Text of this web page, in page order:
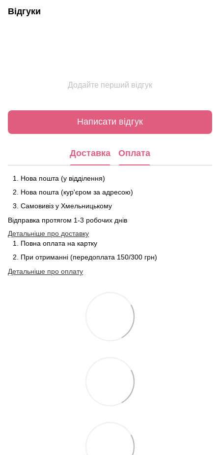
Відгуки
Додайте перший відгук
Написати відгук
Доставка Оплата
Нова пошта (у відділення)
Нова пошта (кур'єром за адресою)
Самовивіз у Хмельницькому
Відправка протягом 1-3 робочих днів
Детальніше про доставку
Повна оплата на картку
При отриманні (передоплата 150/300 грн)
Детальніше про оплату